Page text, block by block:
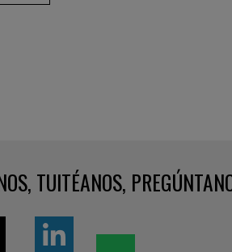
TUITÉANOS,